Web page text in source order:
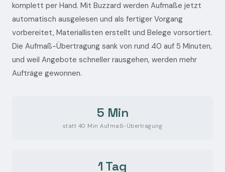
komplett per Hand. Mit Buzzard werden Aufmaße jetzt
automatisch ausgelesen und als fertiger Vorgang
vorbereitet, Materiallisten erstellt und Belege vorsortiert.
Die Aufmaß-Übertragung sank von rund 40 auf 5 Minuten,
und weil Angebote schneller rausgehen, werden mehr
Aufträge gewonnen.
5 Min
statt 40 Min Aufmaß-Übertragung
1 Tag